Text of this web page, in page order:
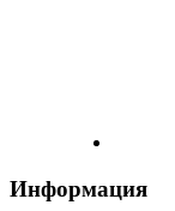
Информация